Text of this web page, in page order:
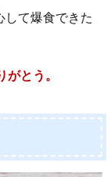
して爆食できた
とう。